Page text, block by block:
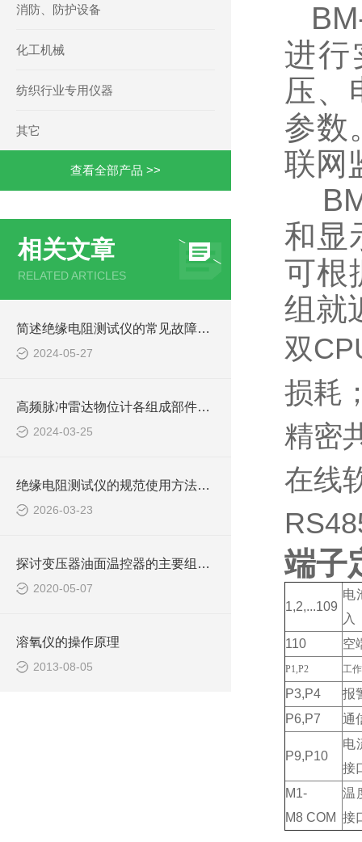
消防、防护设备
化工机械
纺织行业专用仪器
其它
查看全部产品 >>
相关文章
RELATED ARTICLES
简述绝缘电阻测试仪的常见故障相应解决方法
2024-05-27
高频脉冲雷达物位计各组成部件的功能特点分享
2024-03-25
绝缘电阻测试仪的规范使用方法详解
2026-03-23
探讨变压器油面温控器的主要组成及功能
2020-05-07
溶氧仪的操作原理
2013-08-05
进行
压、
参数
联网
和显
可根
组就
双
损耗
精密
在线
端子
1,2,...109
电
入
110
空
P1,P2 工
P3,P4
报
P6,P7
通
P9,P10
电
接
M1-
M8 COM
温
接